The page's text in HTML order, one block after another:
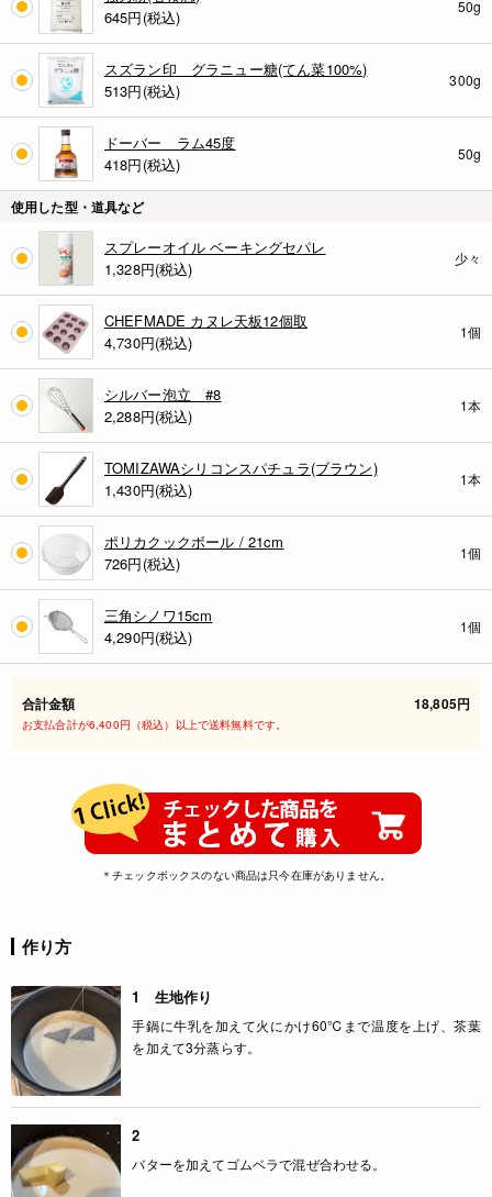
645円(税込)
50g
スズラン印 グラニュー糖(てん菜100%)
513円(税込)
300g
ドーバー ラム45度
418円(税込)
50g
使用した型・道具など
スプレーオイル ベーキングセパレ
1,328円(税込)
少々
CHEFMADE カヌレ天板12個取
4,730円(税込)
1個
シルバー泡立 #8
2,288円(税込)
1本
TOMIZAWAシリコンスパチュラ(ブラウン)
1,430円(税込)
1本
ポリカクックボール / 21cm
726円(税込)
1個
三角シノワ15cm
4,290円(税込)
1個
合計金額 18,805円
お支払合計が6,400円（税込）以上で送料無料です。
＊チェックボックスのない商品は只今在庫がありません。
作り方
1 生地作り
手鍋に牛乳を加えて火にかけ60℃まで温度を上げ、茶葉
を加えて3分蒸らす。
2
バターを加えてゴムベラで混ぜ合わせる。